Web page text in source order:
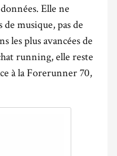
Elle ne
de musique, pas de
les plus avancées de
running, elle reste
à la Forerunner 70,